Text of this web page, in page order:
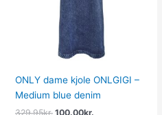
ONLY dame kjole ONLGIGI –
Medium blue denim
329.95kr. 100.00kr.